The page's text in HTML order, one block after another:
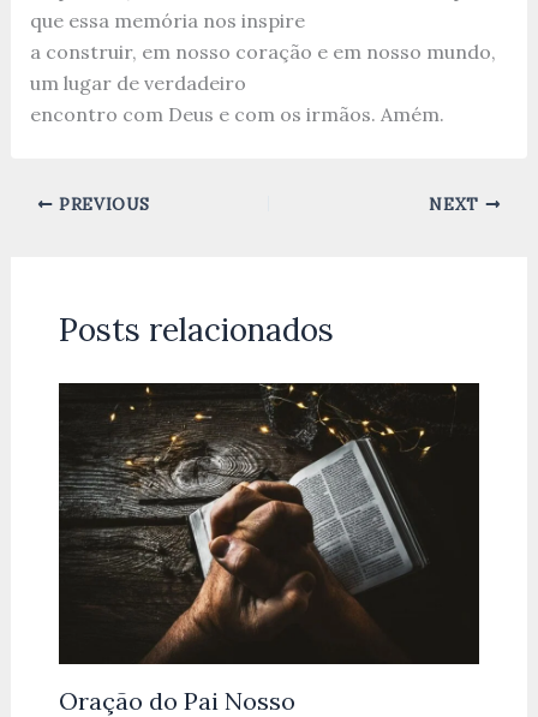
que essa memória nos inspire
a construir, em nosso coração e em nosso mundo,
um lugar de verdadeiro
encontro com Deus e com os irmãos. Amém.
PREVIOUS NEXT
Posts relacionados
Oração do Pai Nosso